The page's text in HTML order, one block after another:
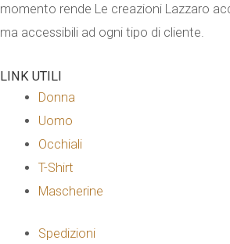
momento rende Le creazioni Lazzaro
ma accessibili ad ogni tipo di cliente.
LINK UTILI
Donna
Uomo
Occhiali
T-Shirt
Mascherine
Spedizioni